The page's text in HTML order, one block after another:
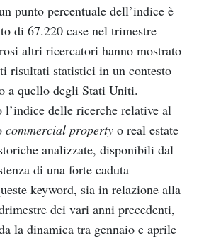
punto percentuale dell’indice è
di 67.220 case nel trimestre
altri ricercatori hanno mostrato
risultati statistici in un contesto
a quello degli Stati Uniti.
l’indice delle ricerche relative al
commercial property o real estate
analizzate, disponibili dal
di una forte caduta
keyword, sia in relazione alla
dei vari anni precedenti,
la dinamica tra gennaio e aprile